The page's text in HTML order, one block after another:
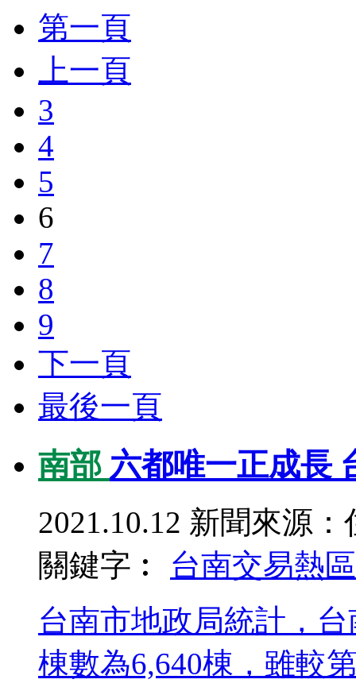
第一頁
上一頁
3
4
5
6
7
8
9
下一頁
最後一頁
南部 六都唯一正成長
2021.10.12 新聞來源：
關鍵字︰ 台南交易熱區
台南市地政局統計，
棟數為6,640棟，雖較